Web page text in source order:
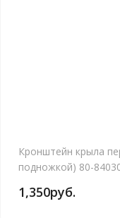
Кронштейн крыла
подножкой) 80-
1,350руб.